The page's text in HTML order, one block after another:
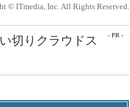
© ITmedia, Inc. All Rights Reserved.
- PR -
切りクラウドス